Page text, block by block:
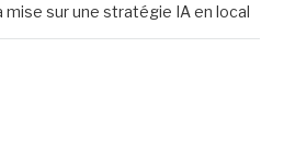
mise sur une stratégie IA en local